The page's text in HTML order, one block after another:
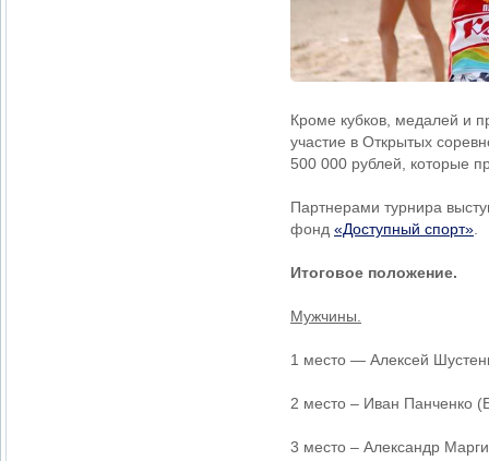
Кроме кубков, медалей и
участие в Открытых
500 000 рублей, которые
Партнерами турнира
фонд «Доступный спорт»
Итоговое положение.
Мужчины.
1 место — Алексей
2 место – Иван Панченко
3 место – Александр